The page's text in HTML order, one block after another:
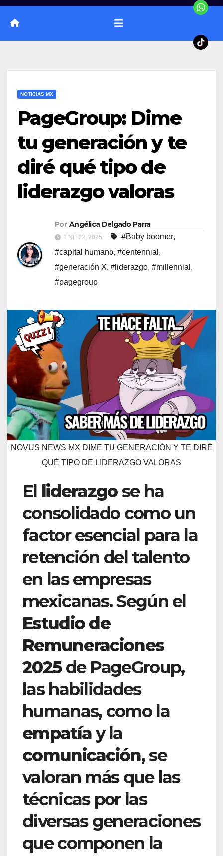
NOTICIAS MX
PageGroup: Dime
tu generación y te
diré qué tipo de
liderazgo valoras
Por Angélica Delgado Parra
ENE 22, 2025 #Baby boomer,
#capital humano, #centennial ,
#generación X, #liderazgo, #millennial ,
#pagegroup
NOVUS NEWS MX DIME TU GENERACIÓN Y TE DIRÉ
QUÉ TIPO DE LIDERAZGO VALORAS
El liderazgose ha
consolidado como un
factor esencial para la
retención del talento
en las empresas
mexicanas. Según el
Estudio de
Remuneraciones
2025de PageGroup,
las habilidades
humanas, como la
empatíay la
comunicación, se
valoran más que las
técnicas por las
diversas generaciones
que componen la